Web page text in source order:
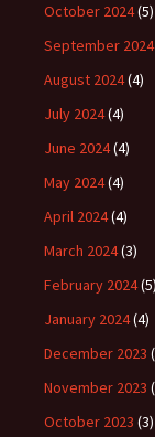
October 2024(5)
September 2024
August 2024(4)
July 2024(4)
June 2024(4)
May 2024(4)
April 2024(4)
March 2024(3)
February 2024(5)
January 2024(4)
December 2023
November 2023
October 2023 (3)